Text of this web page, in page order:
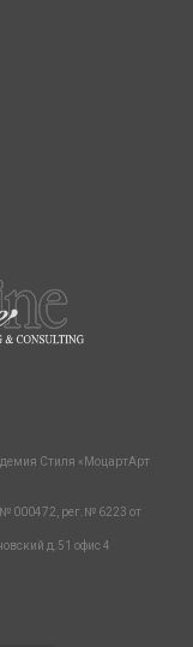
Стиля «МоцартАрт
№ 000472, рег.№ 6223 от
д.51 офис 4